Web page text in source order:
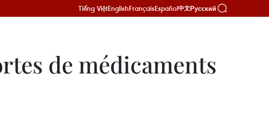
Tiếng ViệtEnglishFrançaisEspañol中文Русский
de médicaments